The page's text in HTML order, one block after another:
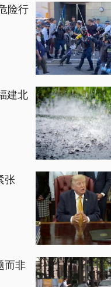
险行
建北
张
而非